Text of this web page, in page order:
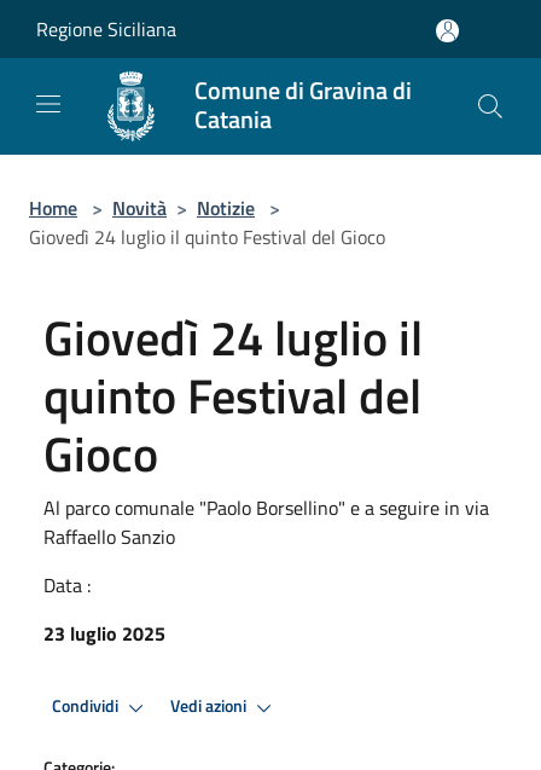
Regione Siciliana
Comune di Gravina di
Catania
Home > Novità > Notizie >
Giovedì 24 luglio il quinto Festival del Gioco
Giovedì 24 luglio il
quinto Festival del
Gioco
Al parco comunale "Paolo Borsellino" e a seguire in via
Raffaello Sanzio
Data :
23 luglio 2025
Condividi Vedi azioni